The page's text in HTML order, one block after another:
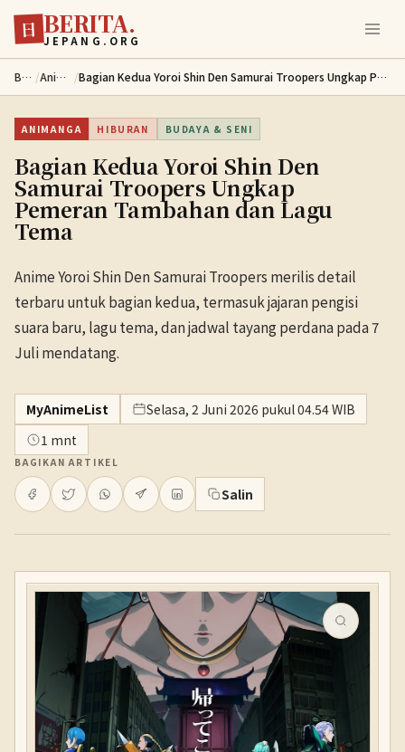
Lewati ke konten utama
日 BERITA.
JEPANG.ORG
Berita / Animanga / Bagian Kedua Yoroi Shin Den Samurai Troopers Ungkap Pemeran Tambahan dan Lagu Tema
ANIMANGA HIBURAN BUDAYA & SENI
Bagian Kedua Yoroi Shin Den
Samurai Troopers Ungkap
Pemeran Tambahan dan Lagu
Tema
Anime Yoroi Shin Den Samurai Troopers merilis detail
terbaru untuk bagian kedua, termasuk jajaran pengisi
suara baru, lagu tema, dan jadwal tayang perdana pada 7
Juli mendatang.
MyAnimeList
Selasa, 2 Juni 2026 pukul 04.54 WIB
1 mnt
BAGIKAN ARTIKEL
Salin